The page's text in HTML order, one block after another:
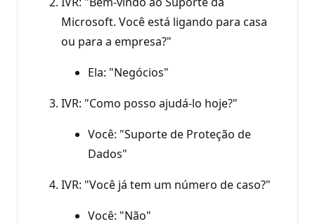
Microsoft. Você está ligando para casa
ou para a empresa?"
Ela: "Negócios"
IVR: "Como posso ajudá-lo hoje?"
Você: "Suporte de Proteção de
Dados"
IVR: "Você já tem um número de caso?"
Você: "Não"